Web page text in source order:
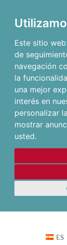
Este sitio
de
navegación
la
una mejor
interés en
personalizar
mostrar
usted.
ES